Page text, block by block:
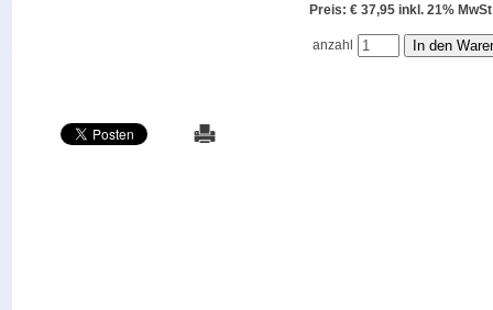
Preis: € 37,95 inkl. 21%
anzahl